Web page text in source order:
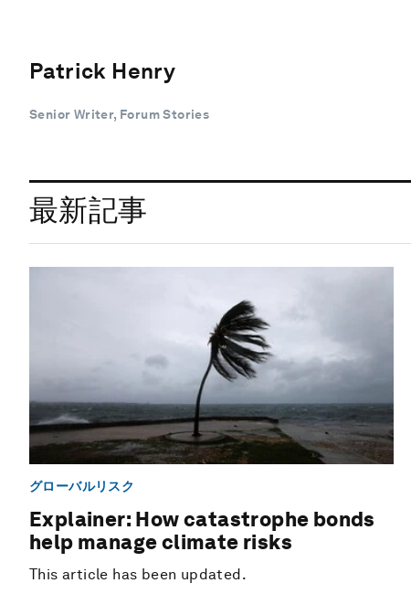
Patrick Henry
Senior Writer, Forum Stories
最新記事
グローバルリスク
Explainer: How catastrophe bonds
help manage climate risks
This article has been updated.